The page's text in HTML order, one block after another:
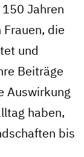
Jahren
die
und
Beiträge
Auswirkung
haben,
bis